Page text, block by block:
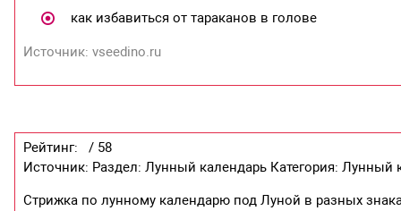
как избавиться от тараканов в голове
Источник: vseedino.ru
Рейтинг: / 58
Источник: Раздел: Лунный календарь Категория: Лунный
Стрижка по лунному календарю под Луной в разных